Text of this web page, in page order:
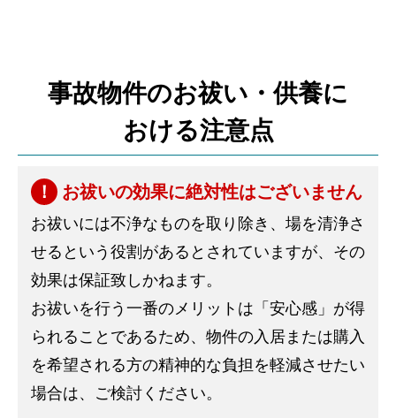
事故物件のお祓い・供養に
おける注意点
お祓いの効果に絶対性はございません
お祓いには不浄なものを取り除き、場を清浄さ
せるという役割があるとされていますが、その
効果は保証致しかねます。
お祓いを行う一番のメリットは「安心感」が得
られることであるため、物件の入居または購入
を希望される方の精神的な負担を軽減させたい
場合は、ご検討ください。